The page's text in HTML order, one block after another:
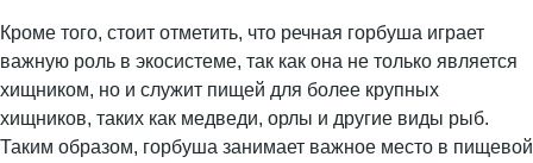
Кроме того, стоит отметить, что речная горбуша играет
важную роль в экосистеме, так как она не только является
хищником, но и служит пищей для более крупных
хищников, таких как медведи, орлы и другие виды рыб.
Таким образом, горбуша занимает важное место в пищевой